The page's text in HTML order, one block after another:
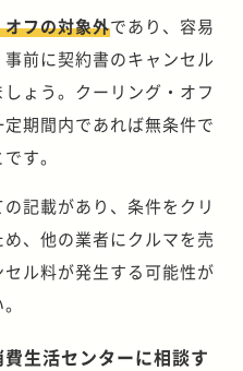
フの対象外であり、容易
前に契約書のキャンセル
ょう。クーリング・オフ
期間内であれば無条件で
す。
記載があり、条件をクリ
、他の業者にクルマを売
ル料が発生する可能性が
生活センターに相談す